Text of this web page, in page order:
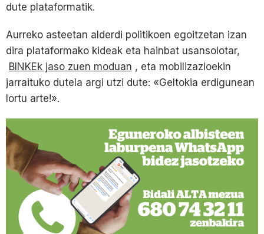
dute plataformatik.
Aurreko asteetan alderdi politikoen egoitzetan izan
dira plataformako kideak eta hainbat usansolotar,
BINKEk jaso zuen moduan , eta mobilizazioekin
jarraituko dutela argi utzi dute: «Geltokia erdigunean
lortu arte!».